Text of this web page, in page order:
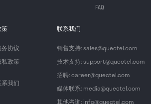
FAQ
务协议
政策
我们
联系我们
销售支持: sales@quectel.com
技术支持: support@quectel.com
招聘: career@quectel.com
媒体联系: media@quectel.com
其他咨询: info@quectel.com